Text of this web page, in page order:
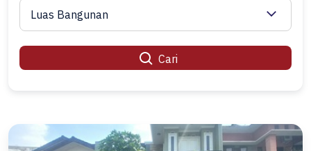
Cari
Luas Bangunan